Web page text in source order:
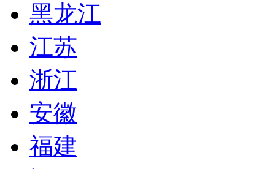
黑龙江
江苏
浙江
安徽
福建